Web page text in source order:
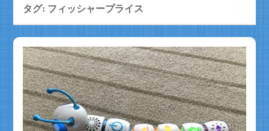
タグ: フィッシャープライス